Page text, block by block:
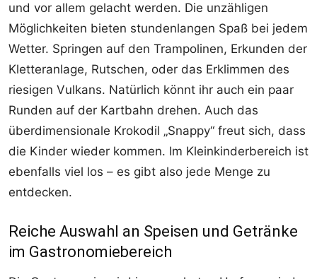
und vor allem gelacht werden. Die unzähligen
Möglichkeiten bieten stundenlangen Spaß bei jedem
Wetter. Springen auf den Trampolinen, Erkunden der
Kletteranlage, Rutschen, oder das Erklimmen des
riesigen Vulkans. Natürlich könnt ihr auch ein paar
Runden auf der Kartbahn drehen. Auch das
überdimensionale Krokodil „Snappy“ freut sich, dass
die Kinder wieder kommen. Im Kleinkinderbereich ist
ebenfalls viel los – es gibt also jede Menge zu
entdecken.
Reiche Auswahl an Speisen und Getränke
im Gastronomiebereich